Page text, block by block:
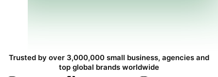
Trusted by over 3,000,000 small business, agencies and
top global brands worldwide